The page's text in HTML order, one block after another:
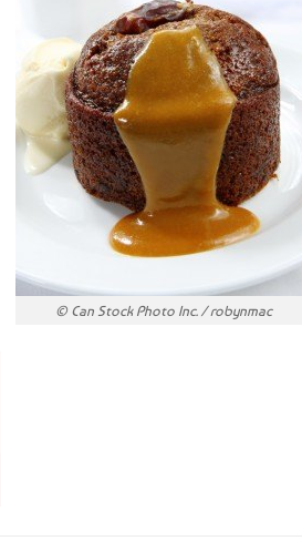
© Can Stock Photo Inc. / robynmac